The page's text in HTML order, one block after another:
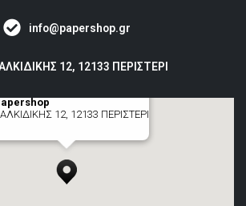
info@papershop.gr
12, 12133 ΠΕΡΙΣΤΕΡΙ
12, 12133 ΠΕΡΙΣΤΕΡΙ